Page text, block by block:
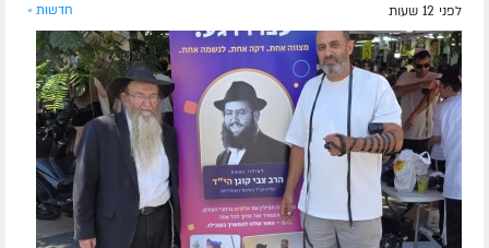
לפני 12 שעות חדשות »